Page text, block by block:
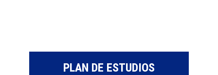
PLAN DE ESTUDIOS